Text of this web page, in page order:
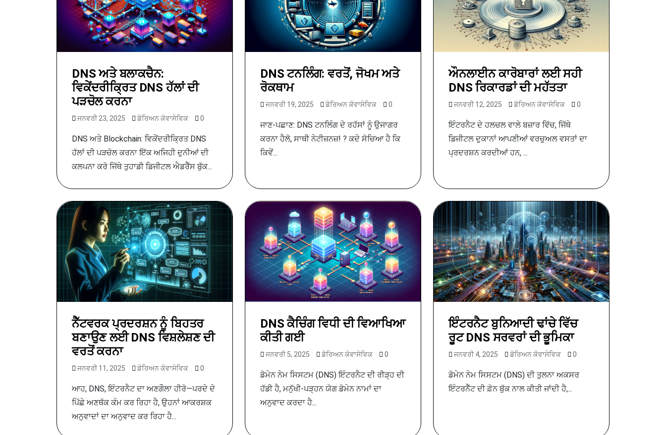
DNS ਅਤੇ ਬਲਾਕਚੈਨ:
ਵਿਕੇਂਦਰੀਕ੍ਰਿਤ DNS ਹੱਲਾਂ ਦੀ
ਪੜਚੋਲ ਕਰਨਾ
ਜਨਵਰੀ 23, 2025 ਡੋਰਿਅਨ ਕੋਵਾਸੇਵਿਕ 0
DNS ਅਤੇ Blockchain: ਵਿਕੇਂਦਰੀਕ੍ਰਿਤ DNS
ਹੱਲਾਂ ਦੀ ਪੜਚੋਲ ਕਰਨਾ ਇੱਕ ਅਜਿਹੀ ਦੁਨੀਆਂ ਦੀ
ਕਲਪਨਾ ਕਰੋ ਜਿੱਥੇ ਤੁਹਾਡੀ ਡਿਜੀਟਲ ਐਡਰੈੱਸ ਬੁੱਕ...
DNS ਟਨਲਿੰਗ: ਵਰਤੋਂ, ਜੋਖਮ ਅਤੇ
ਰੋਕਥਾਮ
ਜਨਵਰੀ 19, 2025 ਡੋਰਿਅਨ ਕੋਵਾਸੇਵਿਕ 0
ਜਾਣ-ਪਛਾਣ: DNS ਟਨਲਿੰਗ ਦੇ ਰਹੱਸਾਂ ਨੂੰ ਉਜਾਗਰ
ਕਰਨਾ ਹੈਲੋ, ਸਾਥੀ ਨੇਟੀਜ਼ਨਜ਼! ? ਕਦੇ ਸੋਚਿਆ ਹੈ ਕਿ
ਕਿਵੇਂ...
ਔਨਲਾਈਨ ਕਾਰੋਬਾਰਾਂ ਲਈ ਸਹੀ
DNS ਰਿਕਾਰਡਾਂ ਦੀ ਮਹੱਤਤਾ
ਜਨਵਰੀ 12, 2025 ਡੋਰਿਅਨ ਕੋਵਾਸੇਵਿਕ 0
ਇੰਟਰਨੈਟ ਦੇ ਹਲਚਲ ਵਾਲੇ ਬਜ਼ਾਰ ਵਿੱਚ, ਜਿੱਥੇ
ਡਿਜੀਟਲ ਦੁਕਾਨਾਂ ਆਪਣੀਆਂ ਵਰਚੁਅਲ ਵਸਤਾਂ ਦਾ
ਪ੍ਰਦਰਸ਼ਨ ਕਰਦੀਆਂ ਹਨ, ...
ਨੈੱਟਵਰਕ ਪ੍ਰਦਰਸ਼ਨ ਨੂੰ ਬਿਹਤਰ
ਬਣਾਉਣ ਲਈ DNS ਵਿਸ਼ਲੇਸ਼ਣ ਦੀ
ਵਰਤੋਂ ਕਰਨਾ
ਜਨਵਰੀ 11, 2025 ਡੋਰਿਅਨ ਕੋਵਾਸੇਵਿਕ 0
ਆਹ, DNS, ਇੰਟਰਨੈਟ ਦਾ ਅਣਗੌਲਾ ਹੀਰੋ—ਪਰਦੇ ਦੇ
ਪਿੱਛੇ ਅਣਥੱਕ ਕੰਮ ਕਰ ਰਿਹਾ ਹੈ, ਉਹਨਾਂ ਆਕਰਸ਼ਕ
ਅਨੁਵਾਦਾਂ ਦਾ ਅਨੁਵਾਦ ਕਰ ਰਿਹਾ ਹੈ...
DNS ਕੈਚਿੰਗ ਵਿਧੀ ਦੀ ਵਿਆਖਿਆ
ਕੀਤੀ ਗਈ
ਜਨਵਰੀ 5, 2025 ਡੋਰਿਅਨ ਕੋਵਾਸੇਵਿਕ 0
ਡੋਮੇਨ ਨੇਮ ਸਿਸਟਮ (DNS) ਇੰਟਰਨੈਟ ਦੀ ਰੀੜ੍ਹ ਦੀ
ਹੱਡੀ ਹੈ, ਮਨੁੱਖੀ-ਪੜ੍ਹਨ ਯੋਗ ਡੋਮੇਨ ਨਾਮਾਂ ਦਾ
ਅਨੁਵਾਦ ਕਰਦਾ ਹੈ...
ਇੰਟਰਨੈਟ ਬੁਨਿਆਦੀ ਢਾਂਚੇ ਵਿੱਚ
ਰੂਟ DNS ਸਰਵਰਾਂ ਦੀ ਭੂਮਿਕਾ
ਜਨਵਰੀ 4, 2025 ਡੋਰਿਅਨ ਕੋਵਾਸੇਵਿਕ 0
ਡੋਮੇਨ ਨੇਮ ਸਿਸਟਮ (DNS) ਦੀ ਤੁਲਨਾ ਅਕਸਰ
ਇੰਟਰਨੈੱਟ ਦੀ ਫ਼ੋਨ ਬੁੱਕ ਨਾਲ ਕੀਤੀ ਜਾਂਦੀ ਹੈ,...